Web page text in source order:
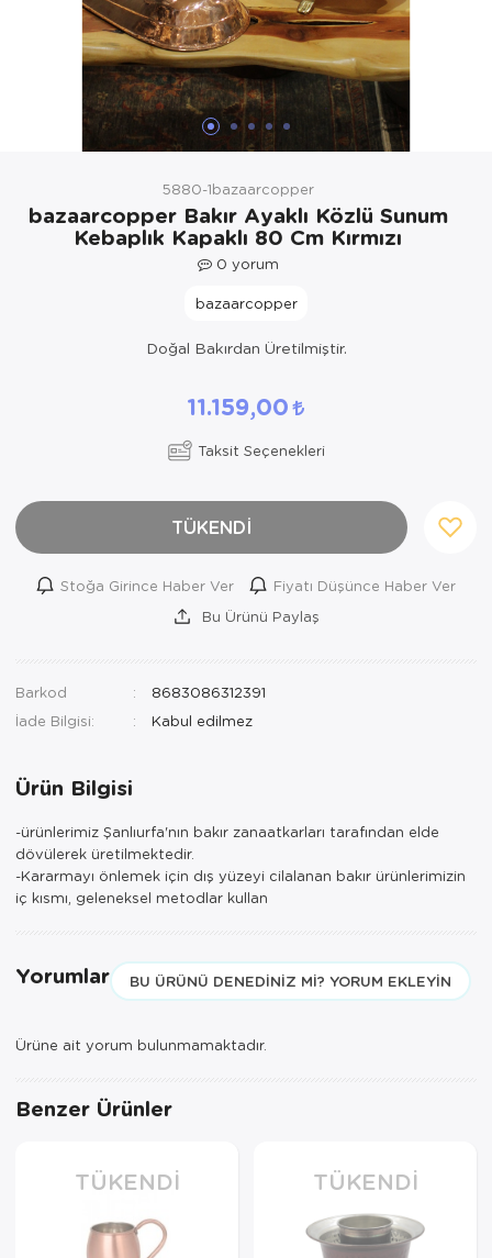
Kozmetik, Kişisel Bakım ve Sağlık
5880-1bazaarcopper
bazaarcopper Bakır Ayaklı Közlü Sunum
Kebaplık Kapaklı 80 Cm Kırmızı
0 yorum
bazaarcopper
Doğal Bakırdan Üretilmiştir.
11.159,00
Taksit Seçenekleri
TÜKENDİ
Stoğa Girince Haber Ver
Fiyatı Düşünce Haber Ver
Bu Ürünü Paylaş
Barkod
8683086312391
İade Bilgisi:
Ürün Bilgisi
-ürünlerimiz Şanlıurfa'nın bakır zanaatkarları tarafından elde
dövülerek üretilmektedir.
-Kararmayı önlemek için dış yüzeyi cilalanan bakır ürünlerimizin
iç kısmı, geleneksel metodlar kullan
Yorumlar BU ÜRÜNÜ DENEDINIZ MI? YORUM EKLEYIN
Ürüne ait yorum bulunmamaktadır.
Benzer Ürünler
TÜKENDI TÜKENDI